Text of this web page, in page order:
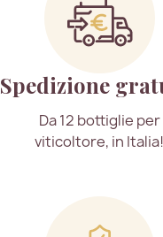
Spedizione
Da 12 bottiglie per
viticoltore, in Italia!